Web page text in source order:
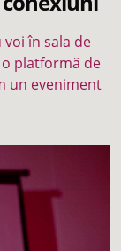
în sala de
platformă de
un eveniment